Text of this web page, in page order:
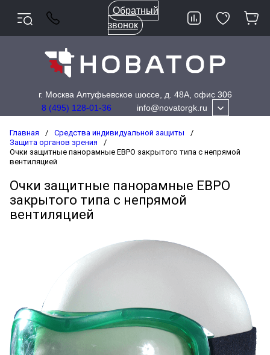
Обратный
звонок
г. Москва Алтуфьевское шоссе, д. 48А, офис 306
8 (495) 128-01-36
info@novatorgk.ru
Главная / Средства индивидуальной защиты
/
Защита органов зрения
/
Очки защитные панорамные ЕВРО закрытого типа с непрямой
вентиляцией
Очки защитные панорамные ЕВРО
закрытого типа с непрямой
вентиляцией